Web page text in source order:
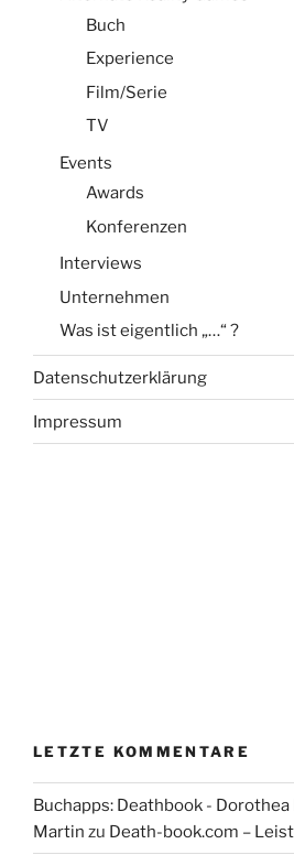
Buch
Experience
Film/Serie
TV
Events
Awards
Konferenzen
Interviews
Unternehmen
Was ist eigentlich „…“ ?
Datenschutzerklärung
Impressum
LETZTE KOMMENTARE
Buchapps: Deathbook -
Martin zu Death-book.com –